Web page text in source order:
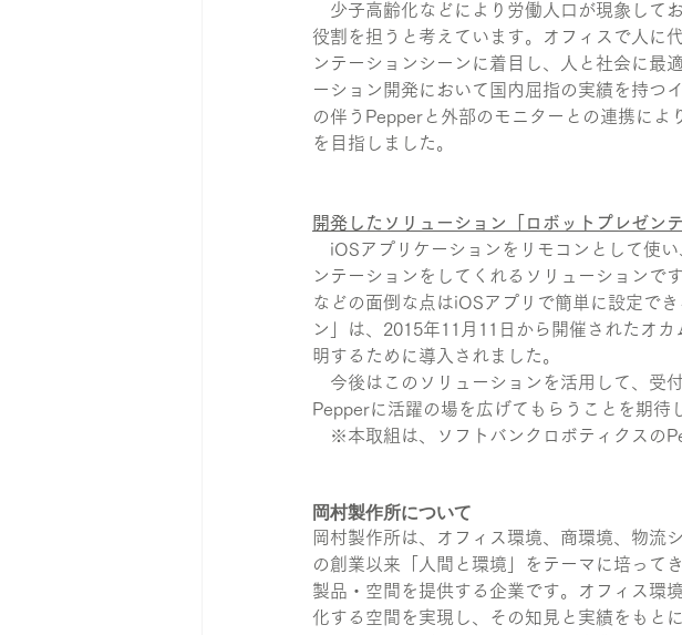
少子高齢化などにより労働人口が現象して
役割を担うと考えています。オフィスで人に
ンテーションシーンに着目し、人と社会に最
ーション開発において国内屈指の実績を持つ
の伴うPepperと外部のモニターとの連携に
を目指しました。
開発したソリューション「ロボットプレゼン
iOSアプリケーションをリモコンとして使
ンテーションをしてくれるソリューションで
などの面倒な点はiOSアプリで簡単に設定で
ン」は、2015年11月11日から開催されたオ
明するために導入されました。
今後はこのソリューションを活用して、受
Pepperに活躍の場を広げてもらうことを期待
※本取組は、ソフトバンクロボティクスの
岡村製作所について
岡村製作所は、オフィス環境、商環境、物流
の創業以来「人間と環境」をテーマに培って
製品・空間を提供する企業です。オフィス環
化する空間を実現し、その知見と実績をもと